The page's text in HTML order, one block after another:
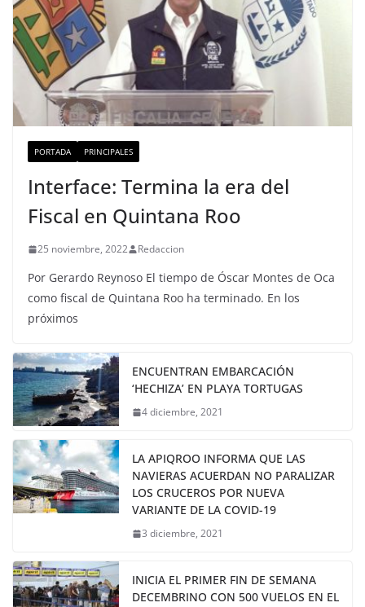
PORTADA PRINCIPALES
Interface: Termina la era del
Fiscal en Quintana Roo
25 noviembre, 2022 Redaccion
Por Gerardo Reynoso El tiempo de Óscar Montes de Oca
como fiscal de Quintana Roo ha terminado. En los
próximos
ENCUENTRAN EMBARCACIÓN
‘HECHIZA’ EN PLAYA TORTUGAS
4 diciembre, 2021
LA APIQROO INFORMA QUE LAS
NAVIERAS ACUERDAN NO PARALIZAR
LOS CRUCEROS POR NUEVA
VARIANTE DE LA COVID-19
3 diciembre, 2021
INICIA EL PRIMER FIN DE SEMANA
DECEMBRINO CON 500 VUELOS EN EL